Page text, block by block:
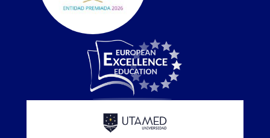
Calidad Europa. Sello español. La universidad
online que redefine tu futuro en Colombia.